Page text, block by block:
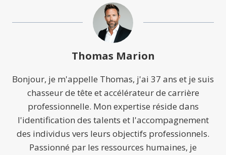
Thomas Marion
Bonjour, je m'appelle Thomas, j'ai 37 ans et je suis
chasseur de tête et accélérateur de carrière
professionnelle. Mon expertise réside dans
l'identification des talents et l'accompagnement
des individus vers leurs objectifs professionnels.
Passionné par les ressources humaines, je